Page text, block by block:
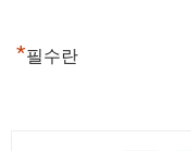
*필수란